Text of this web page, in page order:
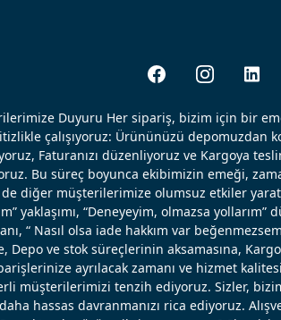
Duyuru Her sipariş, bizim için bir
çalışıyoruz: Ürününüzü depomuzdan
Faturanızı düzenliyoruz ve Kargoya
Bu süreç boyunca ekibimizin emeği,
diğer müşterilerimize olumsuz etkiler
yaklaşımı, “Deneyeyim, olmazsa
“ Nasıl olsa iade hakkım var
Depo ve stok süreçlerinin aksamasına,
ayrılacak zamanı ve hizmet
müşterilerimizi tenzih ediyoruz. Sizler,
hassas davranmanızı rica ediyoruz.